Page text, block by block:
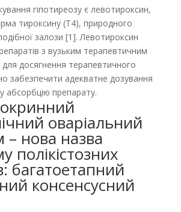
гіпотиреозу є левотироксин,
тироксину (T4), природного
залози [1]. Левотироксин
з вузьким терапевтичним
досягнення терапевтичного
забезпечити адекватне дозування
абсорбцію препарату.
оваріальний
нова назва
полікістозних
багатоетапний
консенсусний